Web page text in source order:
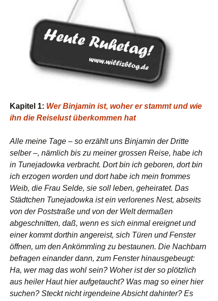
Kapitel 1: Wer Binjamin ist, woher er stammt und wie
ihn die Reiselust überkommen hat
Alle meine Tage – so erzählt uns Binjamin der Dritte
selber –, nämlich bis zu meiner grossen Reise, habe ich
in Tunejadowka verbracht. Dort bin ich geboren, dort bin
ich erzogen worden und dort habe ich mein frommes
Weib, die Frau Selde, sie soll leben, geheiratet. Das
Städtchen Tunejadowka ist ein verlorenes Nest, abseits
von der Poststraße und von der Welt dermaßen
abgeschnitten, daß, wenn es sich einmal ereignet und
einer kommt dorthin angereist, sich Türen und Fenster
öffnen, um den Ankömmling zu bestaunen. Die Nachbarn
befragen einander dann, zum Fenster hinausgebeugt:
Ha, wer mag das wohl sein? Woher ist der so plötzlich
aus heiler Haut hier aufgetaucht? Was mag so einer hier
suchen? Steckt nicht irgendeine Absicht dahinter? Es